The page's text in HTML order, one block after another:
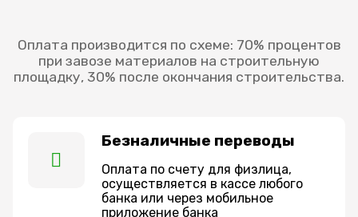
Оплата производится по схеме: 70% процентов
при завозе материалов на строительную
площадку, 30% после окончания строительства.
Безналичные переводы
Оплата по счету для физлица,
осуществляется в кассе любого
банка или через мобильное
приложение банка